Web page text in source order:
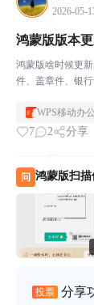
2026-05-
鸿蒙版版本
鸿蒙版啥时候更
件、盖章件、银
WPS移动办公
7 2 分享
问 鸿蒙版扫
投票 分享